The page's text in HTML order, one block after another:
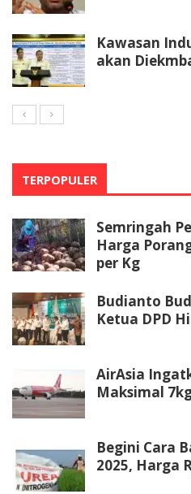
Kawasan
akan
TERPOPULER
Semringah
Harga
per Kg
Budianto
Ketua DPD
AirAsia
Maksimal
Begini Cara
2025, Harga